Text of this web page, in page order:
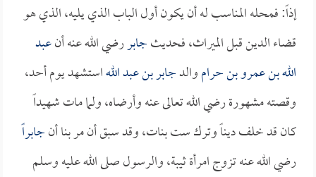
إذاً: فمحله المناسب له أن يكون أول الباب الذي يليه، الذي هو
قضاء الدين قبل الميراث، فحديثجابررضي الله عنه أنعبد
الله بن عمرو بن حراموالدجابر بن عبد اللهاستشهد يوم أحد،
وقصته مشهورة رضي الله تعالى عنه وأرضاه، ولما مات شهيداً
كان قد خلف ديناً وترك ست بنات، وقد سبق أن مر بنا أنجابراً
رضي الله عنه تزوج امرأة ثيبة، والرسول صلى الله عليه وسلم